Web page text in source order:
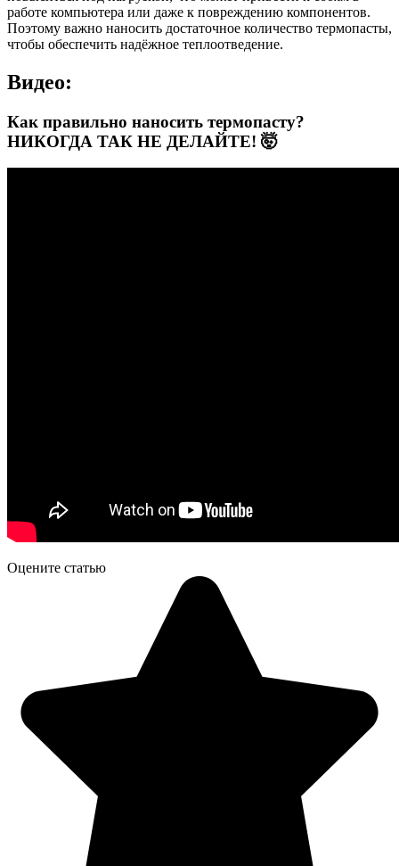
работе компьютера или даже к повреждению компонентов.
Поэтому важно наносить достаточное количество термопасты,
чтобы обеспечить надёжное теплоотведение.
Видео:
Как правильно наносить термопасту?
НИКОГДА ТАК НЕ ДЕЛАЙТЕ! 🤯
Оцените статью